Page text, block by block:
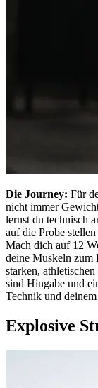
Die Journey: Für
nicht immer
lernst du technisch
auf die Probe
Mach dich auf 12
deine Muskeln zum
starken,
sind Hingabe und
Technik und
Explosive